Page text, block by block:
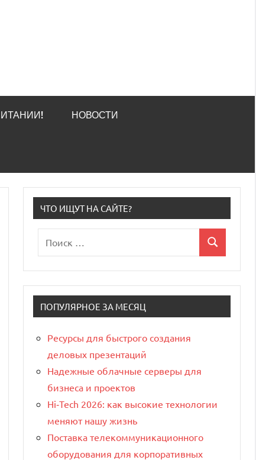
НОВОСТИ
ЧТО ИЩУТ НА САЙТЕ?
для:
Поиск
ПОПУЛЯРНОЕ ЗА МЕСЯЦ
Ресурсы для быстрого создания
деловых презентаций
Надежные облачные серверы для
бизнеса и проектов
Hi‑Tech 2026: как высокие технологии
меняют нашу жизнь
Поставка телекоммуникационного
оборудования для корпоративных